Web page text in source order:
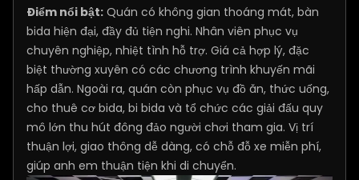
Điểm nổi bật: Quán có không gian thoáng mát, bàn
bida hiện đại, đầy đủ tiện nghi. Nhân viên phục vụ
chuyên nghiệp, nhiệt tình hỗ trợ. Giá cả hợp lý, đặc
biệt thường xuyên có các chương trình khuyến mãi
hấp dẫn. Ngoài ra, quán còn phục vụ đồ ăn, thức uống,
cho thuê cơ bida, bi bida và tổ chức các giải đấu quy
mô lớn thu hút đông đảo người chơi tham gia. Vị trí
thuận lợi, giao thông dễ dàng, có chỗ đỗ xe miễn phí,
giúp anh em thuận tiện khi di chuyển.